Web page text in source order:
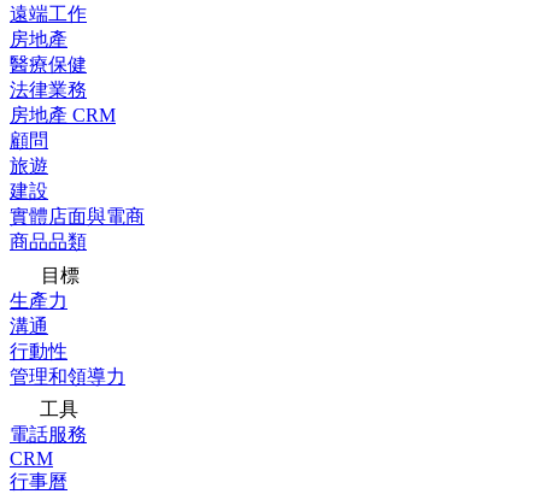
遠端工作
房地產
醫療保健
法律業務
房地產 CRM
顧問
旅遊
建設
實體店面與電商
商品品類
目標
生產力
溝通
行動性
管理和領導力
工具
電話服務
CRM
行事曆